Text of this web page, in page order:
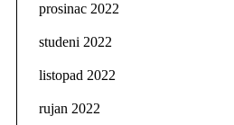
prosinac 2022
studeni 2022
listopad 2022
rujan 2022